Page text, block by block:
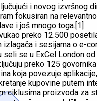
i novog izvršnog
fokusiran na
i još mnogo toga.[1]
preko 12.500
i sesijama o e-
seli se u ExCel London
preko 125
koja povezuje
kupovine putem
ciklusima proizvoda za